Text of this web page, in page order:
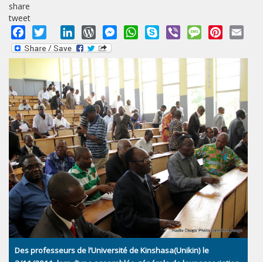
share
tweet
Facebook
Twitter LinkedInWordPressMessengerWhatsApp
Skype Viber MessagePinterest
Des professeurs de l’Université de Kinshasa(Unikin) le